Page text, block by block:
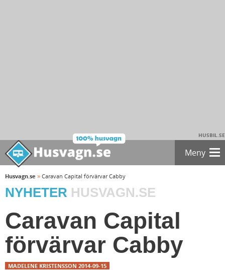
HUSBIL.SE
Meny
Husvagn.se » Caravan Capital förvärvar Cabby
NYHETER HUSVAGN.SE
Caravan Capital
förvärvar Cabby
MADELENE KRISTENSSON 2014-09-15